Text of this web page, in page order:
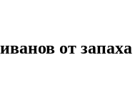
от запаха